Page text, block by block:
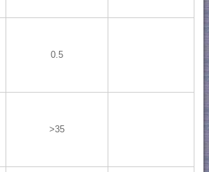
0.5
>35